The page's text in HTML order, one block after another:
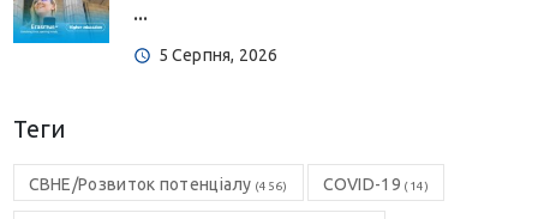
...
5 Серпня, 2026
Теги
CBHE/Розвиток потенціалу (456) COVID-19 (14)